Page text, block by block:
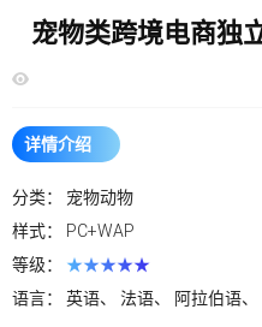
宠物类跨境电商独
详情介绍
分类： 宠物动物
样式：
PC+WAP
等级： ★★★★★
语言： 英语、 法语、 阿拉伯语、